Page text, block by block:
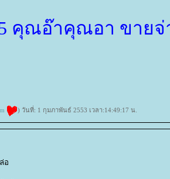
คุณอ๊าคุณอา ขายจ่
) วันที่: 1 กุมภาพันธ์ 2553 เวลา:14:49:17 น.
อ